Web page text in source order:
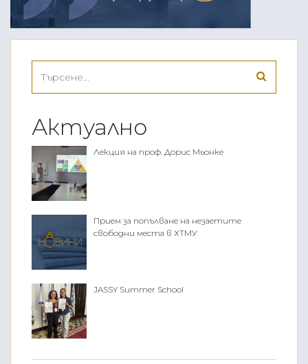
Актуално
Лекция на проф. Дорис Мьонке
Прием за попълване на незаетите
свободни места в ХТМУ
JASSY Summer School